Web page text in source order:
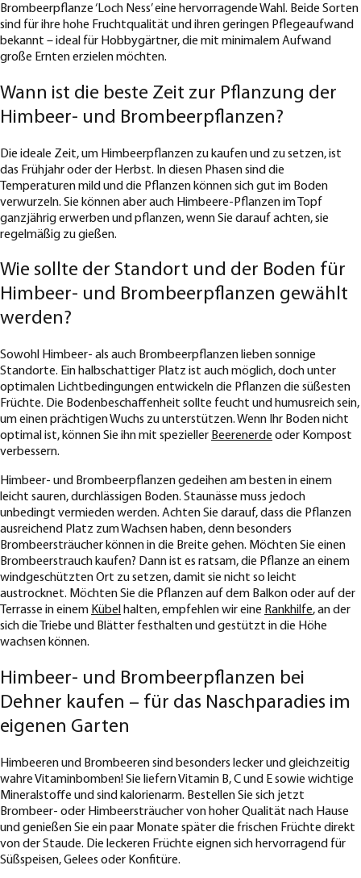
Brombeerpflanze ‘Loch Ness’ eine hervorragende Wahl. Beide Sorten
sind für ihre hohe Fruchtqualität und ihren geringen Pflegeaufwand
bekannt – ideal für Hobbygärtner, die mit minimalem Aufwand
große Ernten erzielen möchten.
Wann ist die beste Zeit zur Pflanzung der
Himbeer- und Brombeerpflanzen?
Die ideale Zeit, um Himbeerpflanzen zu kaufen und zu setzen, ist
das Frühjahr oder der Herbst. In diesen Phasen sind die
Temperaturen mild und die Pflanzen können sich gut im Boden
verwurzeln. Sie können aber auch Himbeere-Pflanzen im Topf
ganzjährig erwerben und pflanzen, wenn Sie darauf achten, sie
regelmäßig zu gießen.
Wie sollte der Standort und der Boden für
Himbeer- und Brombeerpflanzen gewählt
werden?
Sowohl Himbeer- als auch Brombeerpflanzen lieben sonnige
Standorte. Ein halbschattiger Platz ist auch möglich, doch unter
optimalen Lichtbedingungen entwickeln die Pflanzen die süßesten
Früchte. Die Bodenbeschaffenheit sollte feucht und humusreich sein,
um einen prächtigen Wuchs zu unterstützen. Wenn Ihr Boden nicht
optimal ist, können Sie ihn mit spezieller Beerenerde oder Kompost
verbessern.
Himbeer- und Brombeerpflanzen gedeihen am besten in einem
leicht sauren, durchlässigen Boden. Staunässe muss jedoch
unbedingt vermieden werden. Achten Sie darauf, dass die Pflanzen
ausreichend Platz zum Wachsen haben, denn besonders
Brombeersträucher können in die Breite gehen. Möchten Sie einen
Brombeerstrauch kaufen? Dann ist es ratsam, die Pflanze an einem
windgeschützten Ort zu setzen, damit sie nicht so leicht
austrocknet. Möchten Sie die Pflanzen auf dem Balkon oder auf der
Terrasse in einem Kübelhalten, empfehlen wir eine Rankhilfe, an der
sich die Triebe und Blätter festhalten und gestützt in die Höhe
wachsen können.
Himbeer- und Brombeerpflanzen bei
Dehner kaufen – für das Naschparadies im
eigenen Garten
Himbeeren und Brombeeren sind besonders lecker und gleichzeitig
wahre Vitaminbomben! Sie liefern Vitamin B, C und E sowie wichtige
Mineralstoffe und sind kalorienarm. Bestellen Sie sich jetzt
Brombeer- oder Himbeersträucher von hoher Qualität nach Hause
und genießen Sie ein paar Monate später die frischen Früchte direkt
von der Staude. Die leckeren Früchte eignen sich hervorragend für
Süßspeisen, Gelees oder Konfitüre.